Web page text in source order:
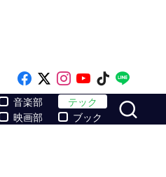
Like on Facebook
Follow on x
Follow on
Follow on
Follow
音楽部
映画部
テック
ブック